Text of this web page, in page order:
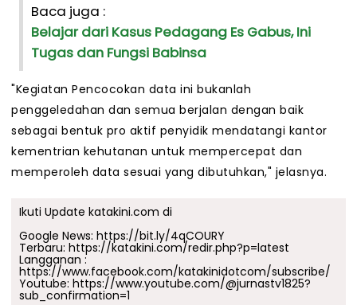
Baca juga :
Belajar dari Kasus Pedagang Es Gabus, Ini
Tugas dan Fungsi Babinsa
"Kegiatan Pencocokan data ini bukanlah
penggeledahan dan semua berjalan dengan baik
sebagai bentuk pro aktif penyidik mendatangi kantor
kementrian kehutanan untuk mempercepat dan
memperoleh data sesuai yang dibutuhkan," jelasnya.
Ikuti Update katakini.com di
Google News: https://bit.ly/4qCOURY
Terbaru: https://katakini.com/redir.php?p=latest
Langganan :
https://www.facebook.com/katakinidotcom/subscribe/
Youtube: https://www.youtube.com/@jurnastv1825?
sub_confirmation=1